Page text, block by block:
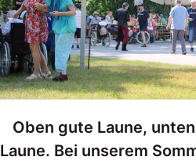
Oben gute Laune,
Laune. Bei unserem